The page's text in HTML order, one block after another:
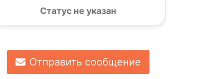
Статус не указан
Отправить сообщение